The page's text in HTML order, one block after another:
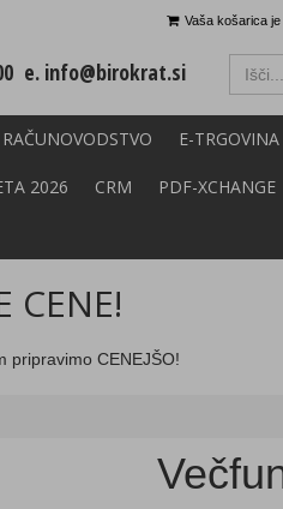
Vaša košarica
e. info@birokrat.si
RAČUNOVODSTVO E-TRGOVINA
2026 CRM PDF-XCHANGE
CENE!
pripravimo CENEJŠO!